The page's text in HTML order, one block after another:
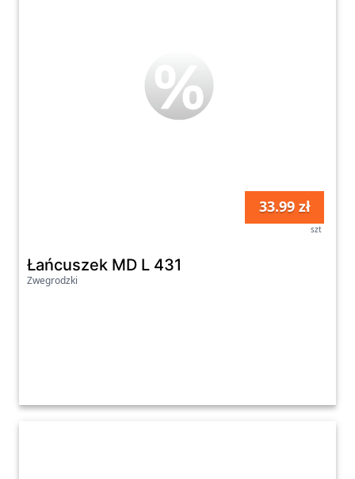
33.99 zł
szt
Łańcuszek MD L 431
Zwegrodzki